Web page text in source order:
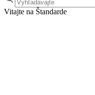
Vitajte na Štandarde